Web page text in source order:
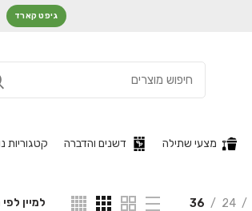
גיפט קארד
מצעי שתילה דשנים והדברה קטגוריות
24
36